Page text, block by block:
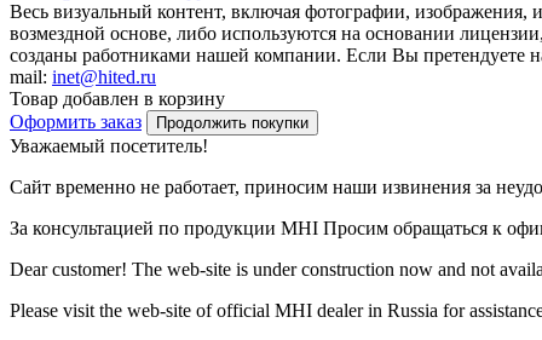
Весь визуальный контент, включая фотографии, изображения,
возмездной основе, либо используются на основании
созданы работниками нашей компании. Если Вы претендуете
mail: inet@hited.ru
Товар добавлен в корзину
Оформить заказ
Продолжить покупки
Уважаемый посетитель!
Сайт временно не работает, приносим наши извинения за
За консультацией по продукции MHI Просим обращаться к
Dear customer! The web-site is under construction now and not
Please visit the web-site of official MHI dealer in Russia for